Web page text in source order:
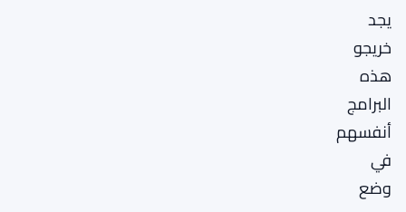
يجد
خريجو
هذه
البرامج
أنفسهم
في
وضع